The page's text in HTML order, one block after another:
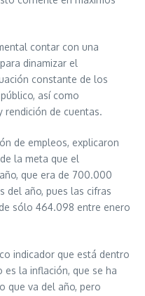
contar con una
dinamizar el
constante de los
así como
rendición de cuentas.
de empleos, explicaron
la meta que el
que era de 700.000
del año, pues las cifras
sólo 464.098 entre enero
indicador que está dentro
la inflación, que se ha
que va del año, pero